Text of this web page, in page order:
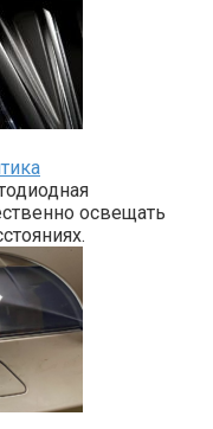
освещать